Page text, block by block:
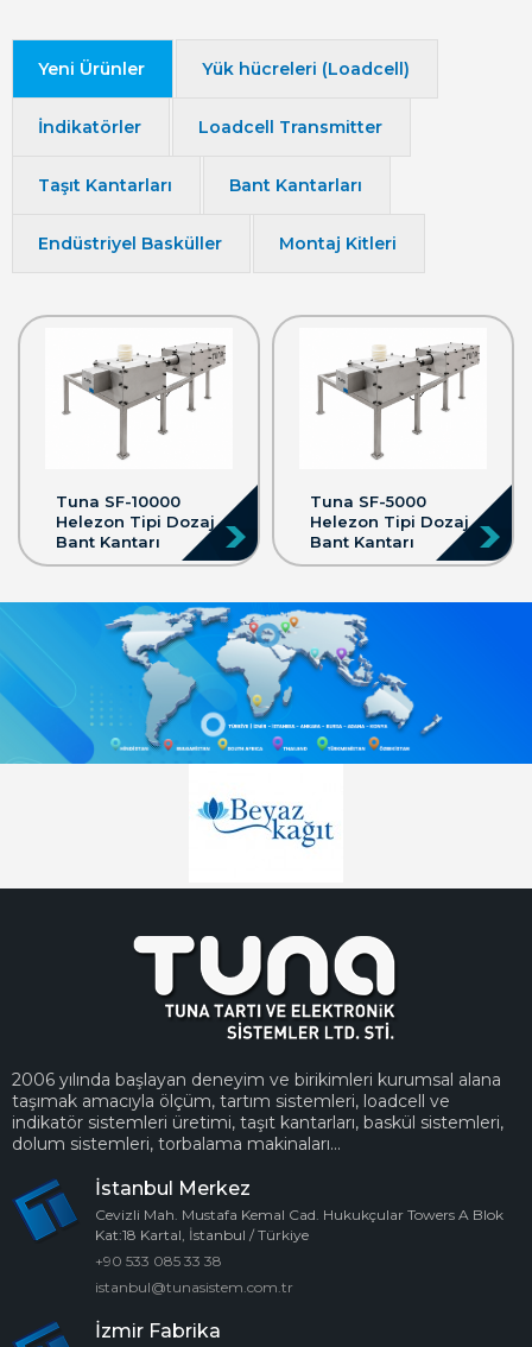
Yeni Ürünler Yük hücreleri (Loadcell)
İndikatörler Loadcell Transmitter
Taşıt Kantarları Bant Kantarları
Endüstriyel Basküller Montaj Kitleri
Tuna SF-10000
Helezon Tipi Dozaj
Bant Kantarı
Tuna SF-5000
Helezon Tipi Dozaj
Bant Kantarı
2006 yılında başlayan deneyim ve birikimleri kurumsal alana
taşımak amacıyla ölçüm, tartım sistemleri, loadcell ve
indikatör sistemleri üretimi, taşıt kantarları, baskül sistemleri,
dolum sistemleri, torbalama makinaları...
İstanbul Merkez
Cevizli Mah. Mustafa Kemal Cad. Hukukçular Towers A Blok
Kat:18 Kartal, İstanbul / Türkiye
+90 533 085 33 38
istanbul@tunasistem.com.tr
İzmir Fabrika